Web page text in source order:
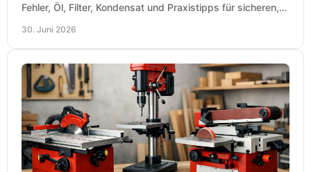
Fehler, Öl, Filter, Kondensat und Praxistipps für sicheren,
30. Juni 2026